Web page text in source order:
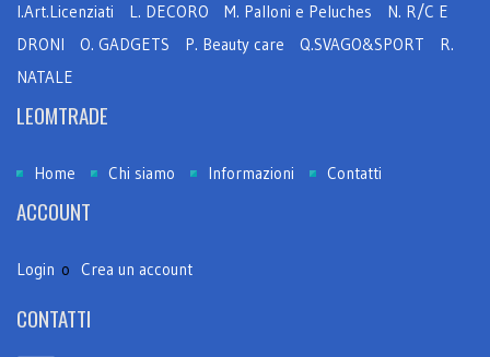
I.Art.Licenziati
L. DECORO M. Palloni e Peluches
N. R/C E
DRONI
O. GADGETS P. Beauty care Q.SVAGO&SPORT
R.
NATALE
LEOMTRADE
Home Chi siamo Informazioni Contatti
ACCOUNT
Login o Crea un account
CONTATTI